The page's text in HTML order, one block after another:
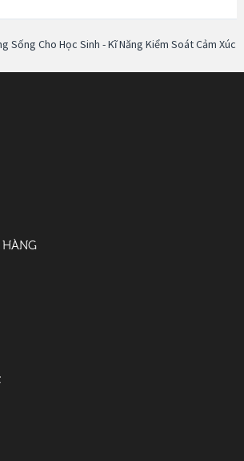
Sống Cho Học Sinh - Kĩ Năng Kiểm Soát Cảm Xúc
HÀNG